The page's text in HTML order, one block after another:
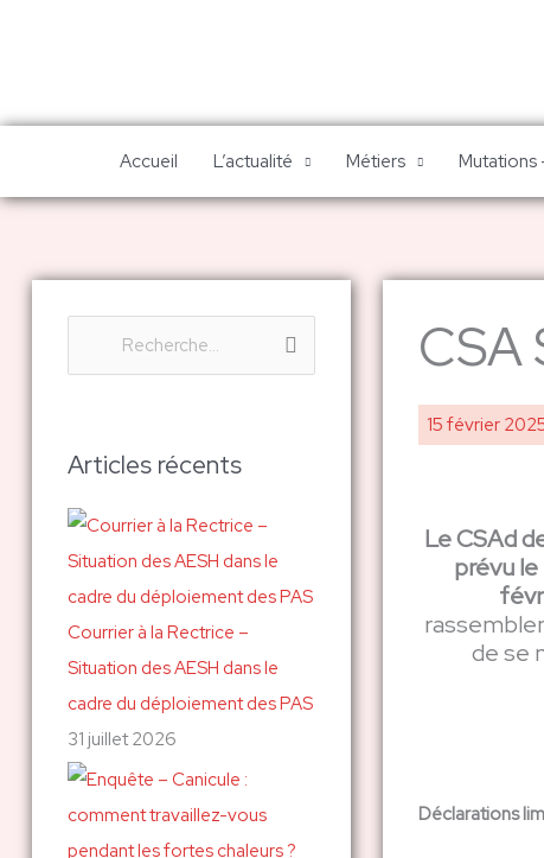
Accueil L’actualité Métiers Mutations
h
r
c
h
e
r
:
Articles récents
Courrier à la Rectrice –
Situation des AESH dans le
cadre du déploiement des PAS
31 juillet 2026
CSA
15 février
Le CSAd
prévu
de se
Déclarations